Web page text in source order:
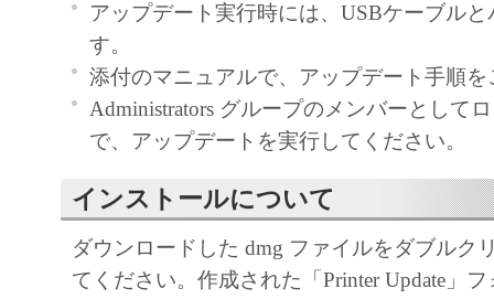
独占的権利を許諾します。
ユーザーは、本ソフトウェアの全部ま
改変、リバース・エンジニアリング、
は逆アセンブル等することはできませ
キヤノン、キヤノンマーケティングジ
よびキヤノンのライセンサーは、本ソ
ザーの特定の目的のために適当である
用であること、または本ソフトウェア
と、その他本ソフトウェアに関してい
アップデート実行時には、USBケーブル
す。
添付のマニュアルで、アップデート手順
Administrators グループのメンバーとして
で、アップデートを実行してください。
インストールについて
ダウンロードした dmg ファイルをダブルク
てください。作成された「Printer Update」